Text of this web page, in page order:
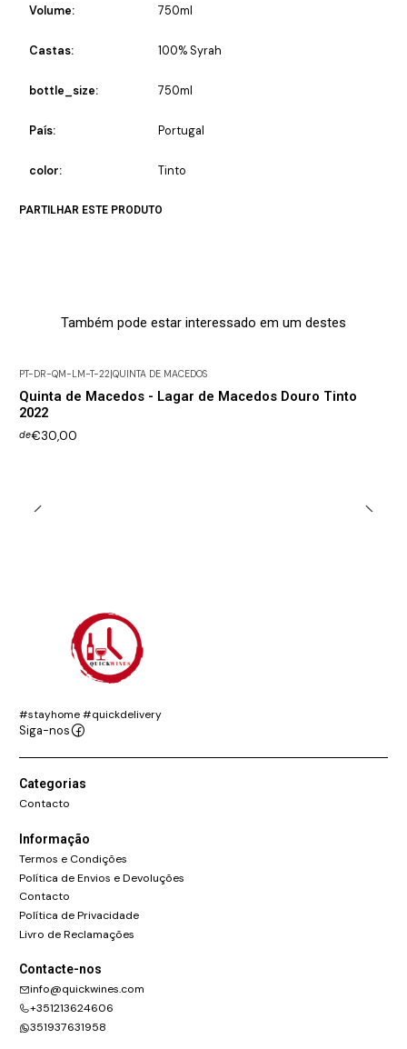
Volume: 750ml
Castas: 100% Syrah
bottle_size: 750ml
País: Portugal
color: Tinto
PARTILHAR ESTE PRODUTO
Também pode estar interessado em um destes
PT-DR-QM-LM-T-22|QUINTA DE MACEDOS
Quinta de Macedos - Lagar de Macedos Douro Tinto
2022
de€30,00
#stayhome #quickdelivery
Siga-nos
Categorias
Contacto
Informação
Termos e Condições
Política de Envios e Devoluções
Contacto
Política de Privacidade
Livro de Reclamações
Contacte-nos
info@quickwines.com
+351213624606
351937631958